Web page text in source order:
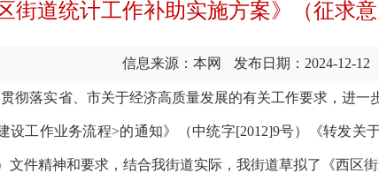
街道统计工作补助实施方案》（征求
信息来源：本网 发布日期：2024-12-12
落实省、市关于经济高质量发展的有关工作要求，进一
设工作业务流程>的通知》（中统字[2012]9号）《转发关
文件精神和要求，结合我街道实际，我街道草拟了《西区